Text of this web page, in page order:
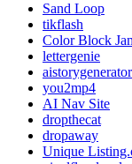
Sand Loop
tikflash
Color Block
lettergenie
aistorygenerator
you2mp4
AI Nav Site
dropthecat
dropaway
Unique